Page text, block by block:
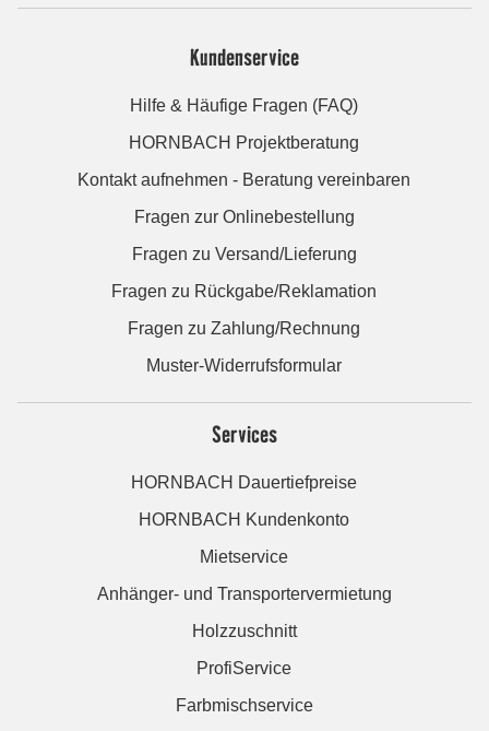
Kundenservice
Hilfe & Häufige Fragen (FAQ)
HORNBACH Projektberatung
Kontakt aufnehmen - Beratung vereinbaren
Fragen zur Onlinebestellung
Fragen zu Versand/Lieferung
Fragen zu Rückgabe/Reklamation
Fragen zu Zahlung/Rechnung
Muster-Widerrufsformular
Services
HORNBACH Dauertiefpreise
HORNBACH Kundenkonto
Mietservice
Anhänger- und Transportervermietung
Holzzuschnitt
ProfiService
Farbmischservice